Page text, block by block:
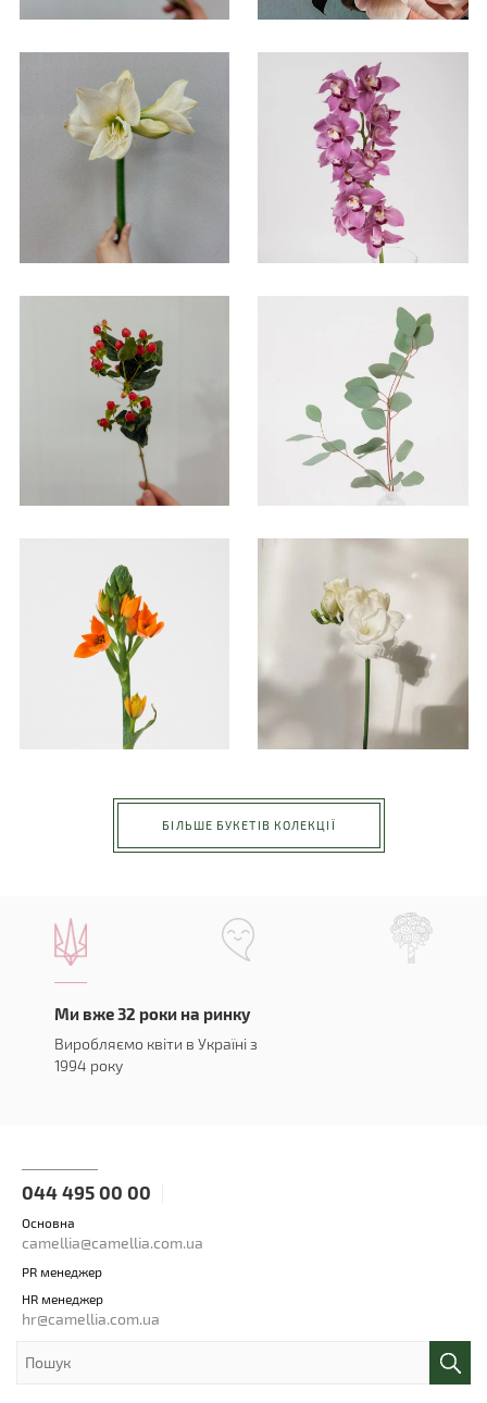
БІЛЬШЕ БУКЕТІВ КОЛЕКЦІЇ
Ми вже 32 роки на ринку
Виробляємо квіти в Україні з
1994 року
044 495 00 00
Основна
camellia@camellia.com.ua
PR менеджер
HR менеджер
hr@camellia.com.ua